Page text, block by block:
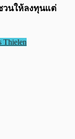
วนให้ลงทุนแต่
Thielen